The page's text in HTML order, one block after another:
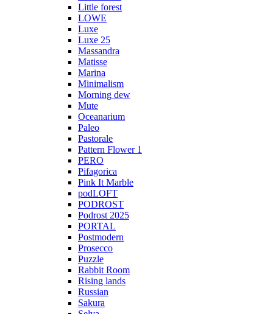
Little forest
LOWE
Luxe
Luxe 25
Massandra
Matisse
Marina
Minimalism
Morning dew
Mute
Oceanarium
Paleo
Pastorale
Pattern Flower 1
PERO
Pifagorica
Pink It Marble
podLOFT
PODROST
Podrost 2025
PORTAL
Postmodern
Prosecco
Puzzle
Rabbit Room
Rising lands
Russian
Sakura